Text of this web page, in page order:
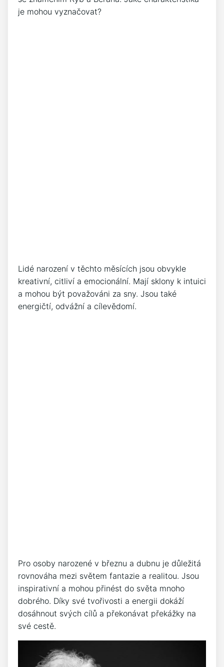
je mohou vyznačovat?
Lidé narození v ⁣těchto⁤ měsících jsou obvykle
kreativní, citliví a emocionální. Mají sklony k intuici⁢
a⁣ mohou být považováni za sny. ‍Jsou také
energičtí, odvážní a ​cílevědomí.
Pro osoby narozené v březnu ⁢a dubnu je důležitá⁤
rovnováha mezi​ světem fantazie a realitou. Jsou
inspirativní a mohou ⁤přinést do ⁣světa mnoho
dobrého. Díky své tvořivosti a ‍energii ​dokáží
dosáhnout svých cílů a překonávat překážky ​na
své cestě.